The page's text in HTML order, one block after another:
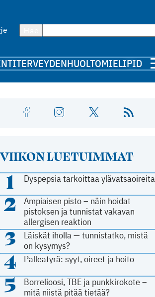
TERVEYDENHUOLTOMIELIPIDE
VIIKON LUETUIMMAT
1 Dyspepsia tarkoittaa ylävatsaoireita
2
Ampiaisen pisto – näin hoidat
pistoksen ja tunnistat vakavan
allergisen reaktion
3
Läiskät iholla — tunnistatko, mistä
on kysymys?
4 Palleatyrä: syyt, oireet ja hoito
5
Borrelioosi, TBE ja punkkirokote –
mitä niistä pitää tietää?